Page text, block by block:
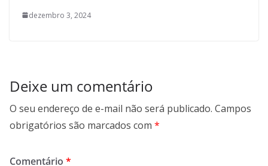
dezembro 3, 2024
Deixe um comentário
O seu endereço de e-mail não será publicado. Campos
obrigatórios são marcados com *
Comentário *